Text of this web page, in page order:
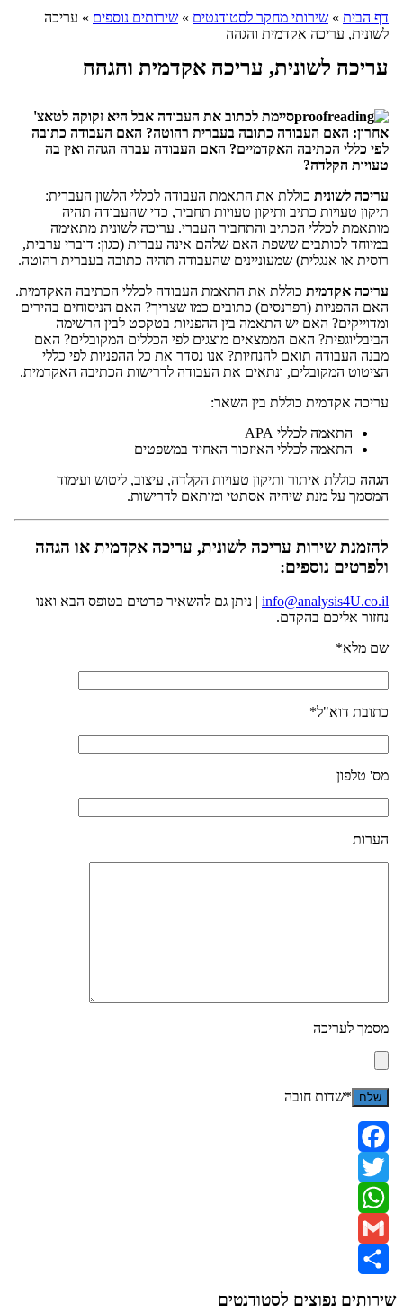
דף הבית » שירותי מחקר לסטודנטים » שירותים נוספים » עריכה
לשונית, עריכה אקדמית והגהה
עריכה לשונית, עריכה אקדמית והגהה
סיימת לכתוב את העבודה אבל היא זקוקה לטאצ'
אחרון: האם העבודה כתובה בעברית רהוטה? האם העבודה כתובה
לפי כללי הכתיבה האקדמיים? האם העבודה עברה הגהה ואין בה
טעויות הקלדה?
עריכה לשונית כוללת את התאמת העבודה לכללי הלשון העברית:
תיקון טעויות כתיב ותיקון טעויות תחביר, כדי שהעבודה תהיה
מותאמת לכללי הכתיב והתחביר העברי. עריכה לשונית מתאימה
במיוחד לכותבים ששפת האם שלהם אינה עברית (כגון: דוברי ערבית,
רוסית או אנגלית) שמעוניינים שהעבודה תהיה כתובה בעברית רהוטה.
עריכה אקדמית כוללת את התאמת העבודה לכללי הכתיבה האקדמית.
האם ההפניות (רפרנסים) כתובים כמו שצריך? האם הניסוחים בהירים
ומדוייקים? האם יש התאמה בין ההפניות בטקסט לבין הרשימה
הביבליוגפית? האם הממצאים מוצגים לפי הכללים המקובלים? האם
מבנה העבודה תואם להנחיות? אנו נסדר את כל ההפניות לפי כללי
הציטוט המקובלים, ונתאים את העבודה לדרישות הכתיבה האקדמית.
עריכה אקדמית כוללת בין השאר:
התאמה לכללי APA
התאמה לכללי האיזכור האחיד במשפטים
הגהה כוללת איתור ותיקון טעויות הקלדה, עיצוב, ליטוש ועימוד
המסמך על מנת שיהיה אסתטי ומותאם לדרישות.
להזמנת שירות עריכה לשונית, עריכה אקדמית או הגהה
ולפרטים נוספים:
info@analysis4U.co.il | ניתן גם להשאיר פרטים בטופס הבא ואנו
נחזור אליכם בהקדם.
שם מלא*
כתובת דוא"ל*
מס' טלפון
הערות
מסמך לעריכה
*שדות חובה
Facebook
Twitter
WhatsApp
Gmail
שירותים נפוצים לסטודנטים